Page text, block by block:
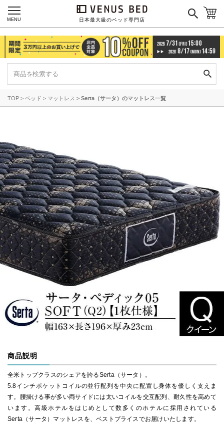
日本最大級のベッド専門店
MENU
TOP ベッド マットレス Serta（サータ）のマットレス一覧
商品説明
全米トップクラスのシェアを誇るSerta（サータ）。
5.8インチポケットコイルの並行配列を中央に配置し身体を優しく支えま
す。腰掛ける事が多い両サイドには太いコイルを交互配列、耐久性を高めて
います。高級ホテルをはじめとして数多くのホテルに採用されている
Serta（サータ）マットレスを、ベストプライスでお届けいたします。